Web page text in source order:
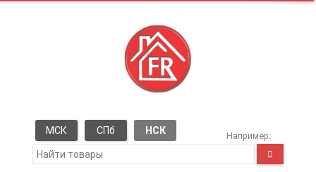
МСК СПб НСК Например: